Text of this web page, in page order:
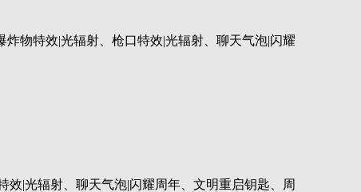
物特效|光辐射、枪口特效|光辐射、聊天气泡|闪耀
|光辐射、聊天气泡|闪耀周年、文明重启钥匙、周